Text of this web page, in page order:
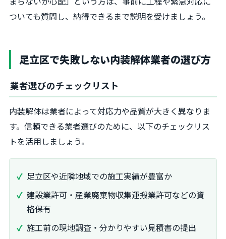
ついても質問し、納得できるまで説明を受けましょう。
足立区で失敗しない内装解体業者の選び方
業者選びのチェックリスト
内装解体は業者によって対応力や品質が大きく異なりま
す。信頼できる業者選びのために、以下のチェックリス
トを活用しましょう。
足立区や近隣地域での施工実績が豊富か
建設業許可・産業廃棄物収集運搬業許可などの資
格保有
施工前の現地調査・分かりやすい見積書の提出